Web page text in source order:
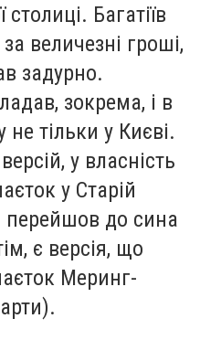
Багатіїв
величезні гроші,
задурно.
зокрема, і в
тільки у Києві.
у власність
у Старій
перейшов до сина
є версія, що
Меринг-